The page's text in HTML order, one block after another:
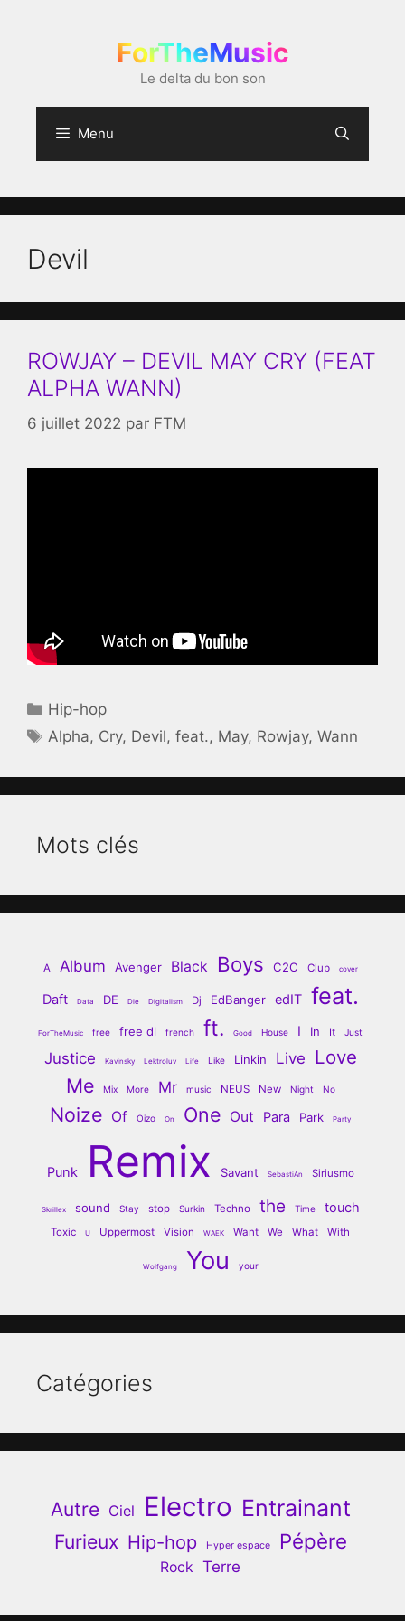
ForTheMusic
Le delta du bon son
Menu
Devil
ROWJAY – DEVIL MAY CRY (FEAT
ALPHA WANN)
6 juillet 2022 par FTM
Catégories
Hip-hop
Étiquettes
Alpha, Cry, Devil,feat., May, Rowjay,Wann
Mots clés
A Album Avenger Black Boys C2C Club cover
Daft Data DE Die Digitalism Dj EdBanger edIT feat.
ForTheMusic free free dl french ft. Good House I In It Just
Justice Kavinsky Lektroluv Life Like Linkin Live Love
Me Mix More Mr music NEUS New Night No
Noize Of Oizo On One Out Para Park Party
Punk Remix Savant SebastiAn Siriusmo
Skrillex sound Stay stop Surkin Techno the Time touch
Toxic U Uppermost Vision WAEK Want We What With
Wolfgang You your
Catégories
Autre Ciel Electro Entrainant
Furieux Hip-hop Hyper espace Pépère
Rock Terre